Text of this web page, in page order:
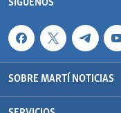
SÍGUENOS
SOBRE MARTÍ NOTICIAS